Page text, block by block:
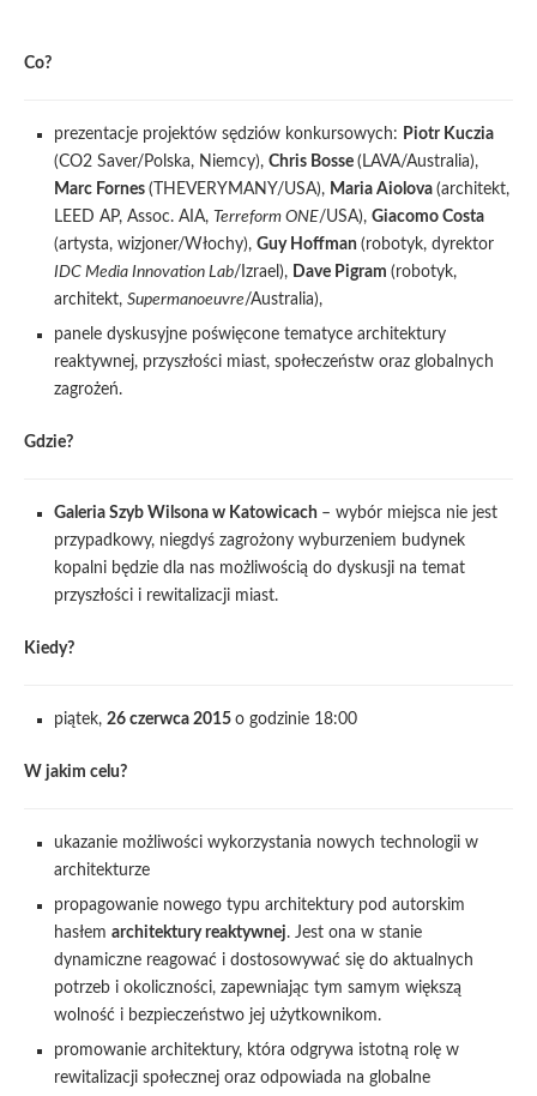
Co?
prezentacje projektów sędziów konkursowych: Piotr Kuczia
(CO2 Saver/Polska, Niemcy), Chris Bosse (LAVA/Australia),
Marc Fornes (THEVERYMANY/USA), Maria Aiolova (architekt,
LEED AP, Assoc. AIA, Terreform ONE/USA), Giacomo Costa
(artysta, wizjoner/Włochy), Guy Hoffman (robotyk, dyrektor
IDC Media Innovation Lab/Izrael), Dave Pigram (robotyk,
architekt, Supermanoeuvre/Australia),
panele dyskusyjne poświęcone tematyce architektury
reaktywnej, przyszłości miast, społeczeństw oraz globalnych
zagrożeń.
Gdzie?
Galeria Szyb Wilsona w Katowicach – wybór miejsca nie jest
przypadkowy, niegdyś zagrożony wyburzeniem budynek
kopalni będzie dla nas możliwością do dyskusji na temat
przyszłości i rewitalizacji miast.
Kiedy?
piątek, 26 czerwca 2015 o godzinie 18:00
W jakim celu?
ukazanie możliwości wykorzystania nowych technologii w
architekturze
propagowanie nowego typu architektury pod autorskim
hasłem architektury reaktywnej. Jest ona w stanie
dynamiczne reagować i dostosowywać się do aktualnych
potrzeb i okoliczności, zapewniając tym samym większą
wolność i bezpieczeństwo jej użytkownikom.
promowanie architektury, która odgrywa istotną rolę w
rewitalizacji społecznej oraz odpowiada na globalne